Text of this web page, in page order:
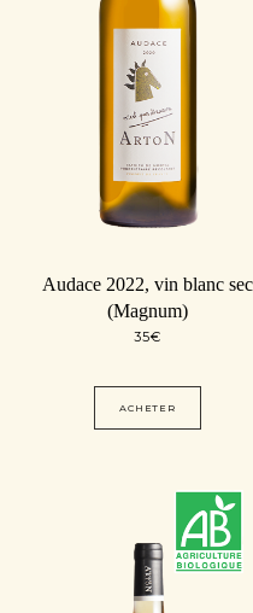
Audace 2022, vin blanc sec
(Magnum)
35€
ACHETER